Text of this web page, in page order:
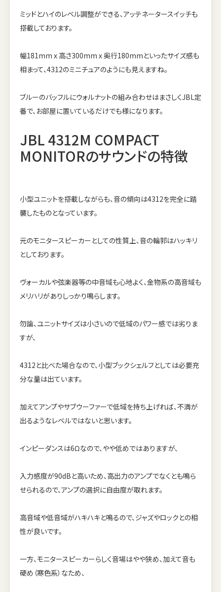
ミッドとハイのレベル調整ができる、アッテネータースイッチも
搭載しております。
幅181mm x 高さ300mm x 奥行180mmといったサイズ感も
相まって、4312のミニチュアのようにも見えますね。
ブルーのバッフルにウォルナットの組み合わせはまさしくJBL定
番で、お部屋に置いているだけでも様になります。
JBL 4312M COMPACT
MONITORのサウンドの特徴
小型ユニットを搭載しながらも、音の傾向は4312を完全に踏
襲したものとなっています。
元のモニタースピーカーとしての性質上、音の輪郭はハッキリ
としております。
ヴォーカルや弦楽器等の中音域も心地よく、金物系の高音域も
メリハリがありしっかり鳴らします。
勿論、ユニットサイズは小さいので低域のパワー感では劣りま
すが、
4312と比べた場合なので、小型ブックシェルフとしては必要充
分な量は出ています。
加えてアンプやサブウーファーで低域を持ち上げれば、不満が
出るようなレベルではないと思います。
インピーダンスは6Ωなので、やや低めではありますが、
入力感度が90dBと高いため、高出力のアンプでなくとも鳴ら
せられるので、アンプの選択に自由度が取れます。
高音域や低音域がハキハキと鳴るので、ジャズやロックとの相
性が良いです。
一方、モニタースピーカーらしく音場はやや狭め、加えて音も
硬め（寒色系）なため、